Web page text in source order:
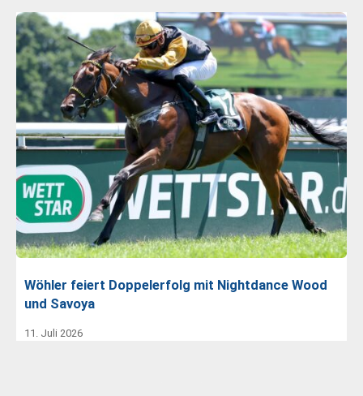
Wöhler feiert Doppelerfolg mit Nightdance Wood
und Savoya
11. Juli 2026